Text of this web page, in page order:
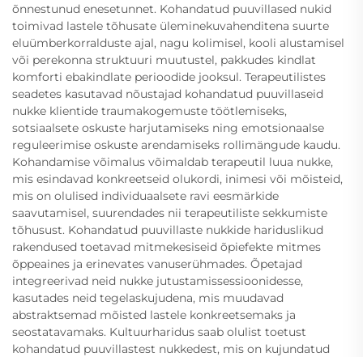
õnnestunud enesetunnet. Kohandatud puuvillased nukid
toimivad lastele tõhusate üleminekuvahenditena suurte
eluümberkorralduste ajal, nagu kolimisel, kooli alustamisel
või perekonna struktuuri muutustel, pakkudes kindlat
komforti ebakindlate perioodide jooksul. Terapeutilistes
seadetes kasutavad nõustajad kohandatud puuvillaseid
nukke klientide traumakogemuste töötlemiseks,
sotsiaalsete oskuste harjutamiseks ning emotsionaalse
reguleerimise oskuste arendamiseks rollimängude kaudu.
Kohandamise võimalus võimaldab terapeutil luua nukke,
mis esindavad konkreetseid olukordi, inimesi või mõisteid,
mis on olulised individuaalsete ravi eesmärkide
saavutamisel, suurendades nii terapeutiliste sekkumiste
tõhusust. Kohandatud puuvillaste nukkide hariduslikud
rakendused toetavad mitmekesiseid õpiefekte mitmes
õppeaines ja erinevates vanuserühmades. Õpetajad
integreerivad neid nukke jutustamissessioonidesse,
kasutades neid tegelaskujudena, mis muudavad
abstraktsemad mõisted lastele konkreetsemaks ja
seostatavamaks. Kultuurharidus saab olulist toetust
kohandatud puuvillastest nukkedest, mis on kujundatud